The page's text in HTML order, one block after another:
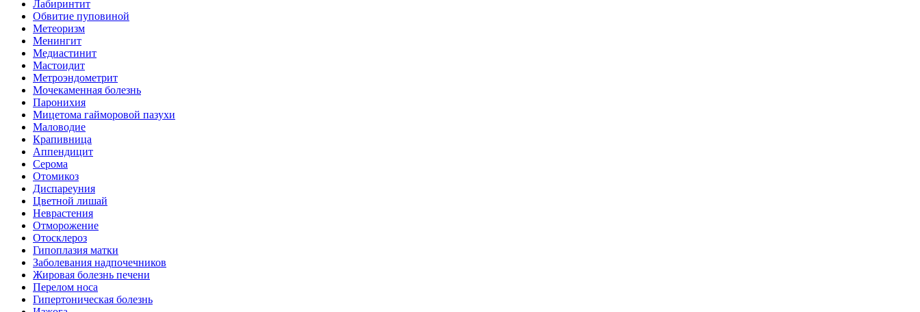
Лабиринтит
Обвитие пуповиной
Метеоризм
Менингит
Медиастинит
Мастоидит
Метроэндометрит
Мочекаменная болезнь
Паронихия
Мицетома гайморовой пазухи
Маловодие
Крапивница
Аппендицит
Серома
Отомикоз
Диспареуния
Цветной лишай
Неврастения
Отморожение
Отосклероз
Гипоплазия матки
Заболевания надпочечников
Жировая болезнь печени
Перелом носа
Гипертоническая болезнь